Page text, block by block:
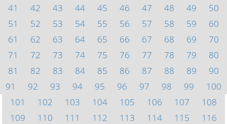
41
42 43 44 45 46 47 48 49
50
51
52 53 54 55 56 57 58 59
60
61
62 63 64 65 66 67 68 69
70
71
72 73 74 75 76 77 78 79
80
81
82 83 84 85 86 87 88 89
90
91
92 93 94 95 96 97 98 99
100
101
102 103 104 105 106 107
108
109
110 111 112 113 114 115
116